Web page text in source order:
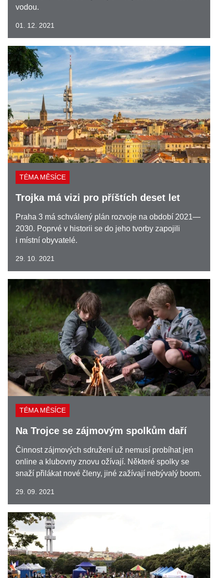
vodou.
01. 12. 2021
TÉMA MĚSÍCE
Trojka má vizi pro příštích deset let
Praha 3 má schválený plán rozvoje na období 2021—
2030. Poprvé v historii se do jeho tvorby zapojili
i místní obyvatelé.
29. 10. 2021
TÉMA MĚSÍCE
Na Trojce se zájmovým spolkům daří
Činnost zájmových sdružení už nemusí probíhat jen
online a klubovny znovu ožívají. Některé spolky se
snaží přilákat nové členy, jiné zažívají nebývalý boom.
29. 09. 2021